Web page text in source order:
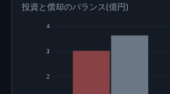
投資と償却のバランス(億円)
2
3
4